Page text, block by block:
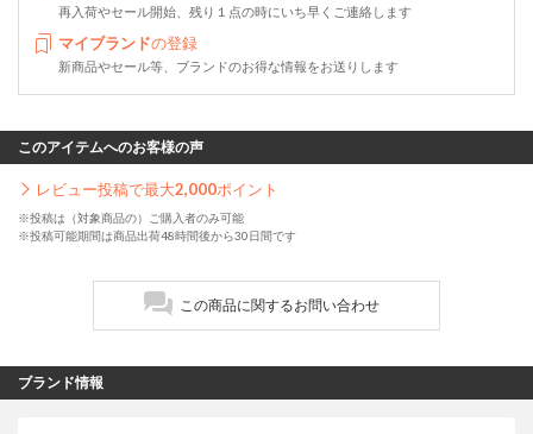
再入荷やセール開始、残り１点の時にいち早くご連絡します
マイブランドの登録
新商品やセール等、ブランドのお得な情報をお送りします
このアイテムへのお客様の声
レビュー投稿で最大2,000ポイント
※投稿は（対象商品の）ご購入者のみ可能
※投稿可能期間は商品出荷48時間後から30日間です
この商品に関するお問い合わせ
ブランド情報